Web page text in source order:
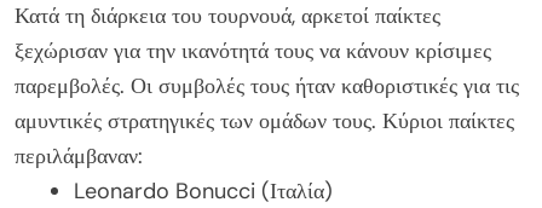
Κατά τη διάρκεια του τουρνουά, αρκετοί παίκτες
ξεχώρισαν για την ικανότητά τους να κάνουν κρίσιμες
παρεμβολές. Οι συμβολές τους ήταν καθοριστικές για τις
αμυντικές στρατηγικές των ομάδων τους. Κύριοι παίκτες
περιλάμβαναν:
Leonardo Bonucci (Ιταλία)